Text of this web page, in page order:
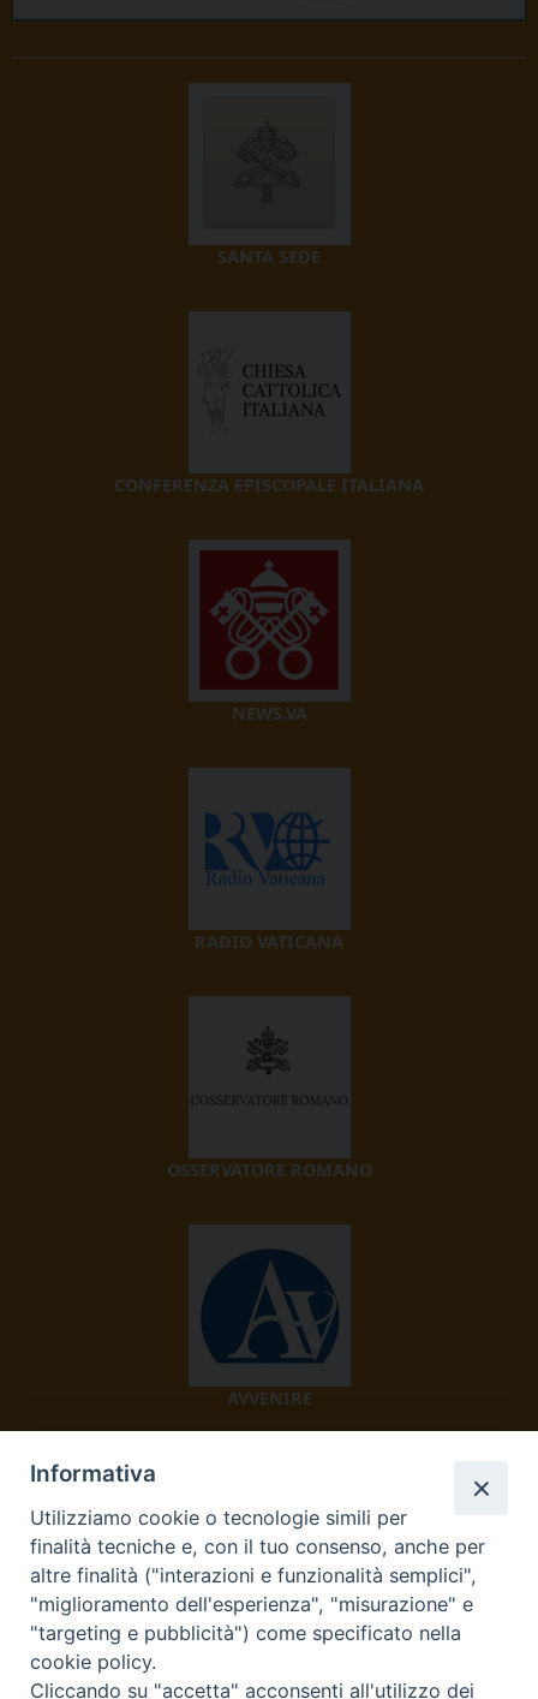
SANTA SEDE
CONFERENZA EPISCOPALE ITALIANA
NEWS.VA
RADIO VATICANA
OSSERVATORE ROMANO
AVVENIRE
TV 2000
Informativa
Utilizziamo cookie o tecnologie simili per
finalità tecniche e, con il tuo consenso, anche per
altre finalità ("interazioni e funzionalità semplici",
"miglioramento dell'esperienza", "misurazione" e
"targeting e pubblicità") come specificato nella
cookie policy.
Cliccando su "accetta" acconsenti all'utilizzo dei